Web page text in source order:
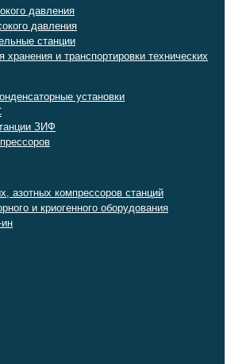
давления
давления
станции
и транспортировки технических
установки
ЗИФ
азотных компрессоров станций
и криогенного оборудования